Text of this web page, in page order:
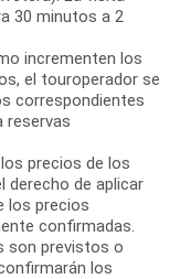
30 minutos a 2
incrementen los
el touroperador se
correspondientes
reservas
precios de los
derecho de aplicar
los precios
confirmadas.
son previstos o
los